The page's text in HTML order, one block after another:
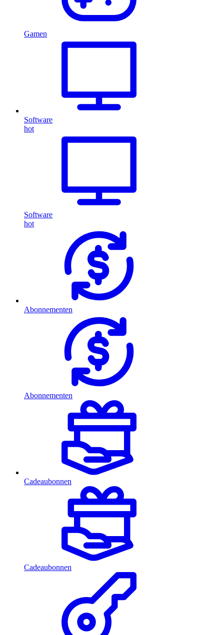
Gamen
Software
hot
Software
hot
Abonnementen
Abonnementen
Cadeaubonnen
Cadeaubonnen